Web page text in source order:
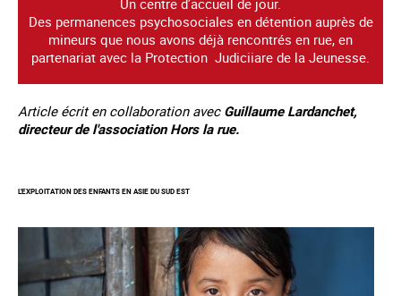
Des permanences psychosociales en détention auprès de
mineurs que nous avons déjà rencontrés en rue, en
partenariat avec la Protection Judiciiare de la Jeunesse.
Article écrit en collaboration avec Guillaume Lardanchet,
directeur de l'association Hors la rue.
L'EXPLOITATION DES ENFANTS EN ASIE DU SUD EST